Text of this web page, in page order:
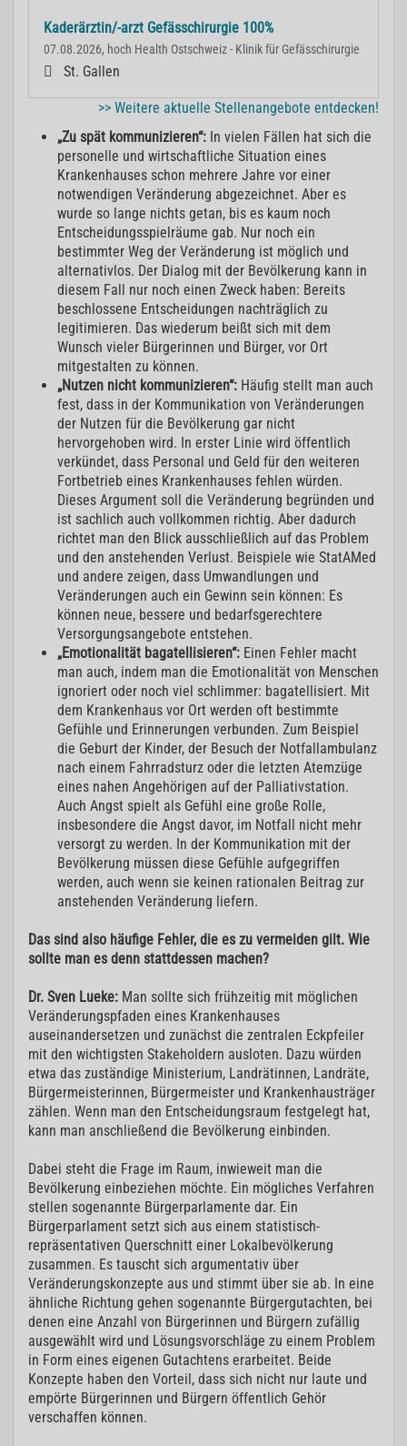
Kaderärztin/-arzt Gefässchirurgie 100%
07.08.2026, hoch Health Ostschweiz - Klinik für Gefässchirurgie
St. Gallen
>> Weitere aktuelle Stellenangebote entdecken!
„Zu spät kommunizieren“: In vielen Fällen hat sich die
personelle und wirtschaftliche Situation eines
Krankenhauses schon mehrere Jahre vor einer
notwendigen Veränderung abgezeichnet. Aber es
wurde so lange nichts getan, bis es kaum noch
Entscheidungsspielräume gab. Nur noch ein
bestimmter Weg der Veränderung ist möglich und
alternativlos. Der Dialog mit der Bevölkerung kann in
diesem Fall nur noch einen Zweck haben: Bereits
beschlossene Entscheidungen nachträglich zu
legitimieren. Das wiederum beißt sich mit dem
Wunsch vieler Bürgerinnen und Bürger, vor Ort
mitgestalten zu können.
„Nutzen nicht kommunizieren“: Häufig stellt man auch
fest, dass in der Kommunikation von Veränderungen
der Nutzen für die Bevölkerung gar nicht
hervorgehoben wird. In erster Linie wird öffentlich
verkündet, dass Personal und Geld für den weiteren
Fortbetrieb eines Krankenhauses fehlen würden.
Dieses Argument soll die Veränderung begründen und
ist sachlich auch vollkommen richtig. Aber dadurch
richtet man den Blick ausschließlich auf das Problem
und den anstehenden Verlust. Beispiele wie StatAMed
und andere zeigen, dass Umwandlungen und
Veränderungen auch ein Gewinn sein können: Es
können neue, bessere und bedarfsgerechtere
Versorgungsangebote entstehen.
„Emotionalität bagatellisieren“: Einen Fehler macht
man auch, indem man die Emotionalität von Menschen
ignoriert oder noch viel schlimmer: bagatellisiert. Mit
dem Krankenhaus vor Ort werden oft bestimmte
Gefühle und Erinnerungen verbunden. Zum Beispiel
die Geburt der Kinder, der Besuch der Notfallambulanz
nach einem Fahrradsturz oder die letzten Atemzüge
eines nahen Angehörigen auf der Palliativstation.
Auch Angst spielt als Gefühl eine große Rolle,
insbesondere die Angst davor, im Notfall nicht mehr
versorgt zu werden. In der Kommunikation mit der
Bevölkerung müssen diese Gefühle aufgegriffen
werden, auch wenn sie keinen rationalen Beitrag zur
anstehenden Veränderung liefern.
Das sind also häufige Fehler, die es zu vermeiden gilt. Wie
sollte man es denn stattdessen machen?
Dr. Sven Lueke: Man sollte sich frühzeitig mit möglichen
Veränderungspfaden eines Krankenhauses
auseinandersetzen und zunächst die zentralen Eckpfeiler
mit den wichtigsten Stakeholdern ausloten. Dazu würden
etwa das zuständige Ministerium, Landrätinnen, Landräte,
Bürgermeisterinnen, Bürgermeister und Krankenhausträger
zählen. Wenn man den Entscheidungsraum festgelegt hat,
kann man anschließend die Bevölkerung einbinden.
Dabei steht die Frage im Raum, inwieweit man die
Bevölkerung einbeziehen möchte. Ein mögliches Verfahren
stellen sogenannte Bürgerparlamente dar. Ein
Bürgerparlament setzt sich aus einem statistisch-
repräsentativen Querschnitt einer Lokalbevölkerung
zusammen. Es tauscht sich argumentativ über
Veränderungskonzepte aus und stimmt über sie ab. In eine
ähnliche Richtung gehen sogenannte Bürgergutachten, bei
denen eine Anzahl von Bürgerinnen und Bürgern zufällig
ausgewählt wird und Lösungsvorschläge zu einem Problem
in Form eines eigenen Gutachtens erarbeitet. Beide
Konzepte haben den Vorteil, dass sich nicht nur laute und
empörte Bürgerinnen und Bürgern öffentlich Gehör
verschaffen können.